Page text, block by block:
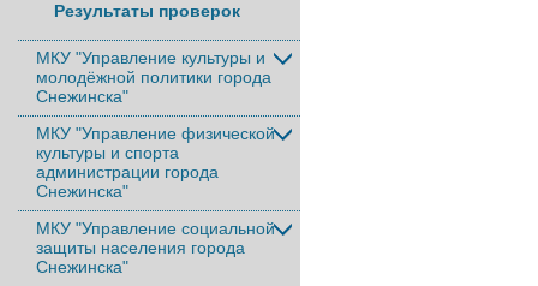
Результаты проверок
МКУ "Управление культуры и
молодёжной политики города
Снежинска"
МКУ "Управление физической
культуры и спорта
администрации города
Снежинска"
МКУ "Управление социальной
защиты населения города
Снежинска"